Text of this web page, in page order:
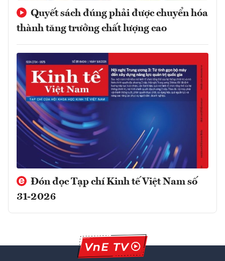
Quyết sách đúng phải được chuyển hóa
thành tăng trưởng chất lượng cao
Đón đọc Tạp chí Kinh tế Việt Nam số
31-2026